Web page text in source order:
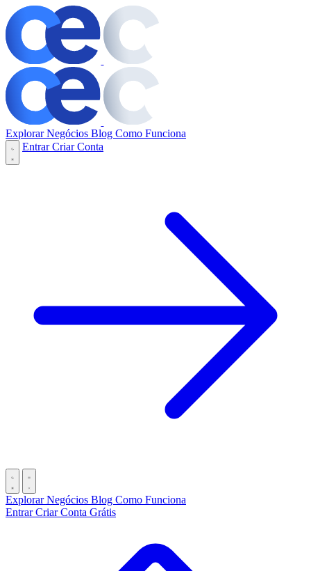
Explorar Negócios Blog Como Funciona
EntrarCriar Conta
Explorar Negócios Blog Como Funciona
EntrarCriar Conta Grátis